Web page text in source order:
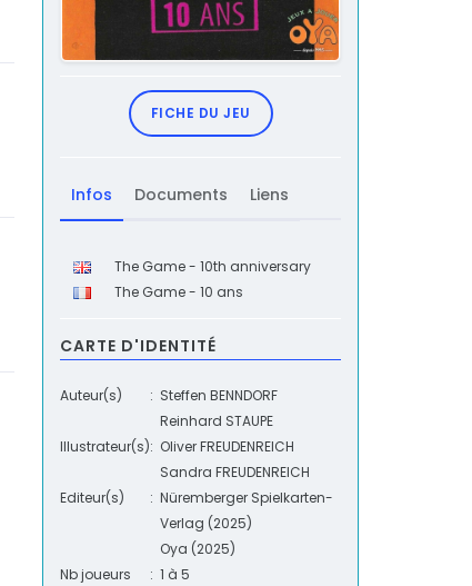
FICHE DU JEU
Infos Documents Liens
The Game - 10th anniversary
The Game - 10 ans
CARTE D'IDENTITÉ
Auteur(s) : Steffen BENNDORF
Reinhard STAUPE
Illustrateur(s): Oliver FREUDENREICH
Sandra FREUDENREICH
Editeur(s)
: Nüremberger Spielkarten-
Verlag (2025)
Oya (2025)
Nb joueurs
: 1 à 5